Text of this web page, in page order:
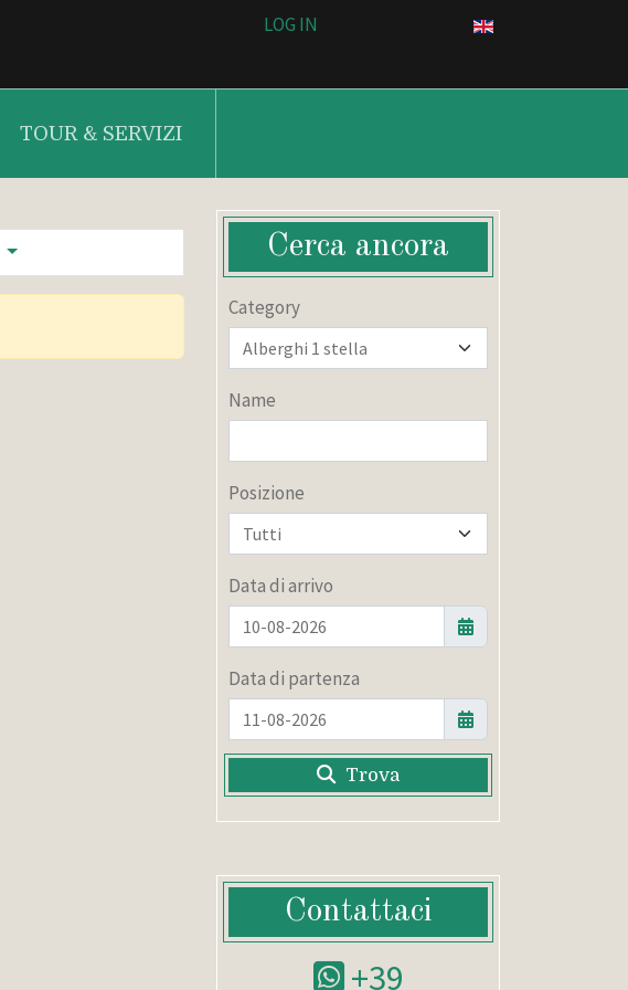
LOG IN
TOUR & SERVIZI
Cerca ancora
Category
Name
Posizione
Data di arrivo
Data di partenza
Trova
Contattaci
+39